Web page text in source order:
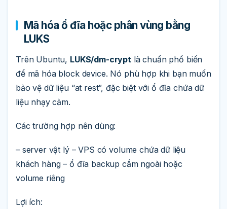
Mã hóa ổ đĩa hoặc phân vùng bằng
LUKS
Trên Ubuntu, LUKS/dm-crypt là chuẩn phổ biến
để mã hóa block device. Nó phù hợp khi bạn muốn
bảo vệ dữ liệu “at rest”, đặc biệt với ổ đĩa chứa dữ
liệu nhạy cảm.
Các trường hợp nên dùng:
– server vật lý – VPS có volume chứa dữ liệu
khách hàng – ổ đĩa backup cắm ngoài hoặc
volume riêng
Lợi ích: